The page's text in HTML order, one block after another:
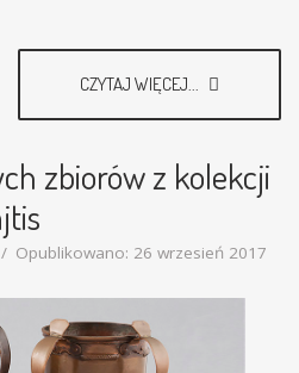
CZYTAJ WIĘCEJ...
zbiorów z kolekcji
Opublikowano: 26 wrzesień 2017